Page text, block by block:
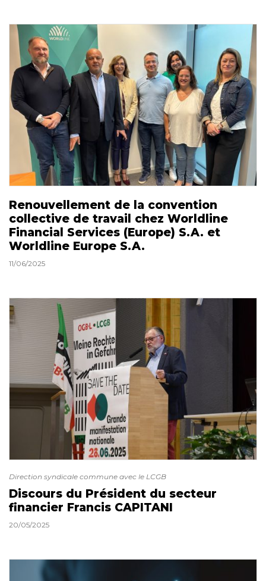
Renouvellement de la convention
collective de travail chez Worldline
Financial Services (Europe) S.A. et
Worldline Europe S.A.
11/06/2025
Direction syndicale commune avec le LCGB
Discours du Président du secteur
financier Francis CAPITANI
20/05/2025